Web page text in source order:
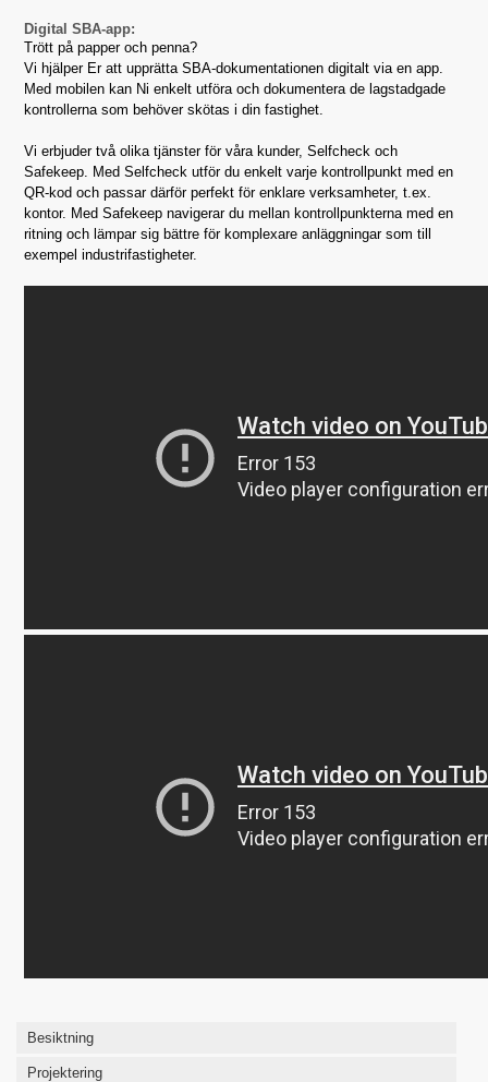
Digital SBA-app:
Trött på papper och penna?
Vi hjälper Er att upprätta SBA-dokumentationen digitalt via en app.
Med mobilen kan Ni enkelt utföra och dokumentera de lagstadgade
kontrollerna som behöver skötas i din fastighet.
Vi erbjuder två olika tjänster för våra kunder, Selfcheck och
Safekeep. Med Selfcheck utför du enkelt varje kontrollpunkt med en
QR-kod och passar därför perfekt för enklare verksamheter, t.ex.
kontor. Med Safekeep navigerar du mellan kontrollpunkterna med en
ritning och lämpar sig bättre för komplexare anläggningar som till
exempel industrifastigheter.
Besiktning
Projektering